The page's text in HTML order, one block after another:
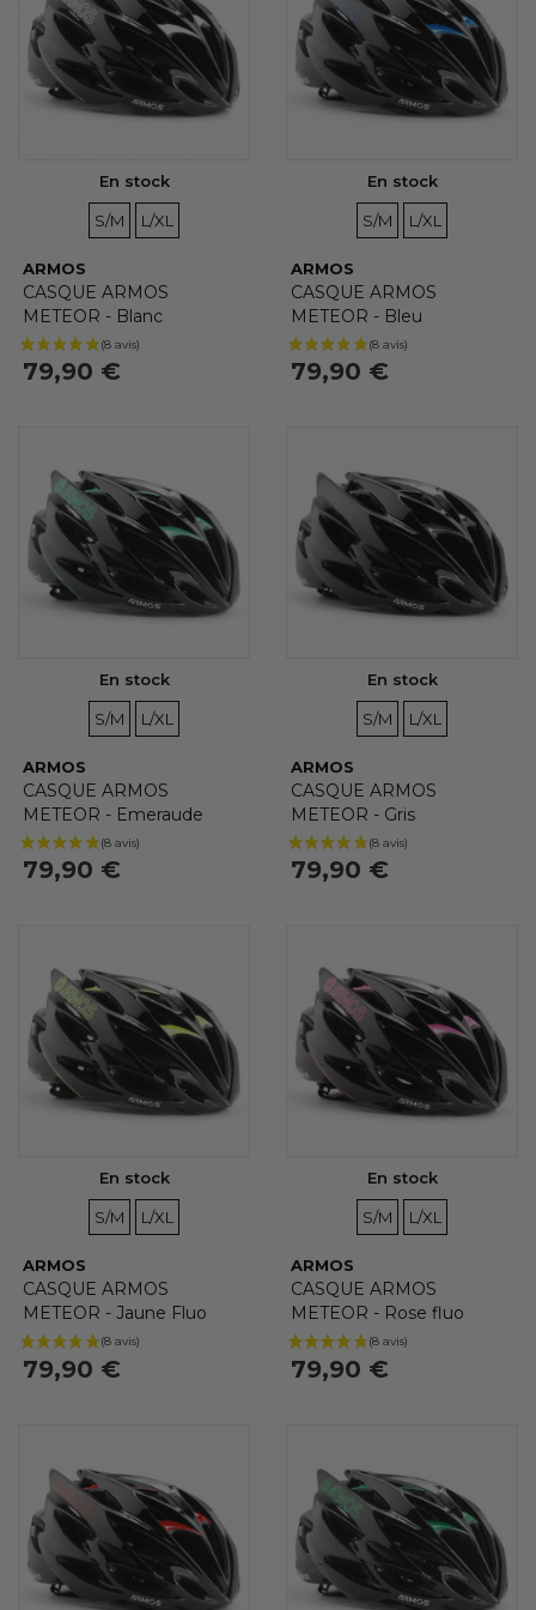
SOUS-CATÉGORIES
Aucun choix disponible pour ce groupe
En stock
TAILLES
S/M
TAILLES
L/XL
ARMOS
CASQUE ARMOS
METEOR - Blanc
79,90 €
En stock
TAILLES
S/M
TAILLES
L/XL
ARMOS
CASQUE ARMOS
METEOR - Bleu
79,90 €
En stock
TAILLES
S/M
TAILLES
L/XL
ARMOS
CASQUE ARMOS
METEOR - Emeraude
79,90 €
En stock
TAILLES
S/M
TAILLES
L/XL
ARMOS
CASQUE ARMOS
METEOR - Gris
79,90 €
En stock
TAILLES
S/M
TAILLES
L/XL
ARMOS
CASQUE ARMOS
METEOR - Jaune Fluo
79,90 €
En stock
TAILLES
S/M
TAILLES
L/XL
ARMOS
CASQUE ARMOS
METEOR - Rose fluo
79,90 €